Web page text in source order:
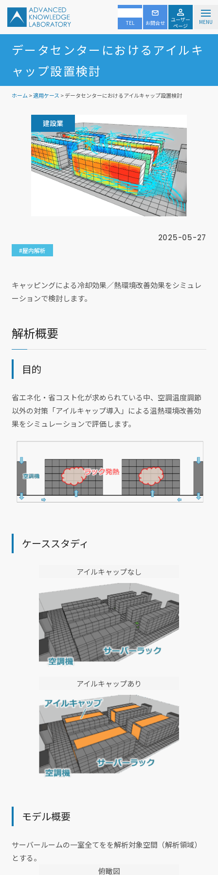
TEL お問合せ
ユーザー
ページ
MENU
データセンターにおけるアイルキ
ャップ設置検討
ホーム >適用ケース > データセンターにおけるアイルキャップ設置検討
建設業
#屋内解析
2025-05-27
キャッピングによる冷却効果／熱環境改善効果をシミュレ
ーションで検討します。
解析概要
目的
省エネ化・省コスト化が求められている中、空調温度調節
以外の対策「アイルキャップ導入」による温熱環境改善効
果をシミュレーションで評価します。
ケーススタディ
アイルキャップなし
アイルキャップあり
モデル概要
サーバールームの一室全てをを解析対象空間（解析領域）
とする。
俯瞰図